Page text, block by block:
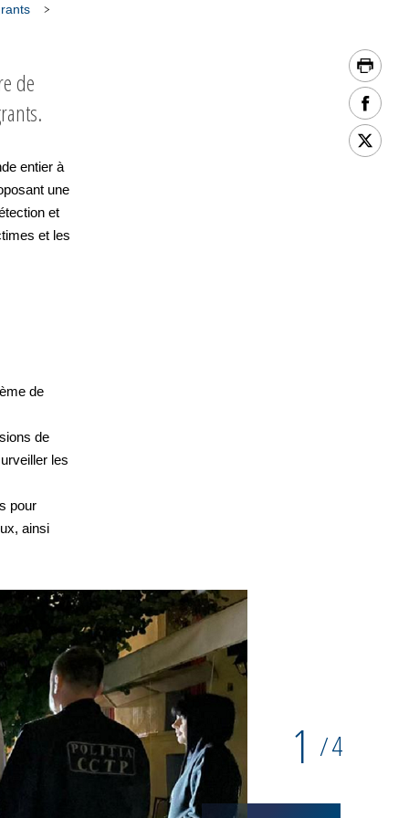
de
entier à
une
et
et les
de
de
les
pour
ainsi
1 /4